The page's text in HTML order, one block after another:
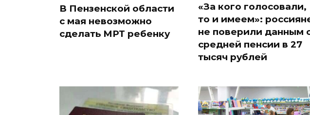
В Пензенской области
с мая невозможно
сделать МРТ ребенку
«За кого голосовали,
то и имеем»:
не поверили данным
средней пенсии в 27
тысяч рублей